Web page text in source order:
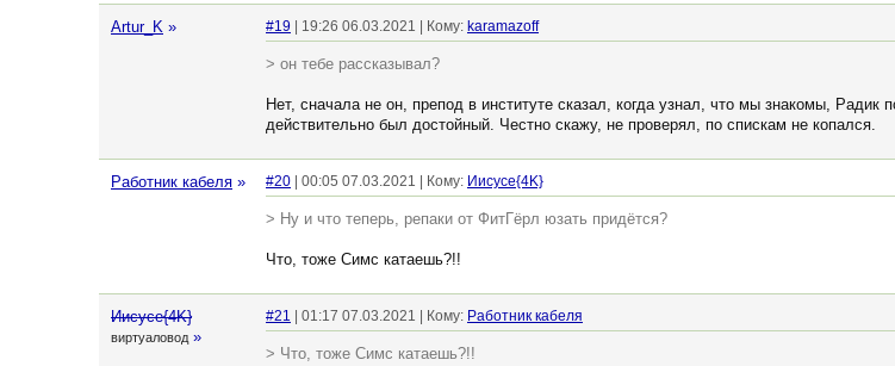
Artur_K » #19 | 19:26 06.03.2021 | Кому: karamazoff
> он тебе рассказывал?
Нет, сначала не он, препод в институте сказал, когда узнал, что мы знакомы,
действительно был достойный. Честно скажу, не проверял, по спискам не копался.
Работник кабеля » #20 | 00:05 07.03.2021 | Кому: Иисусе{4K}
> Ну и что теперь, репаки от ФитГёрл юзать придётся?
Что, тоже Симс катаешь?!!
Иисусе{4K}
виртуаловод »
#21 | 01:17 07.03.2021 | Кому: Работник кабеля
> Что, тоже Симс катаешь?!!